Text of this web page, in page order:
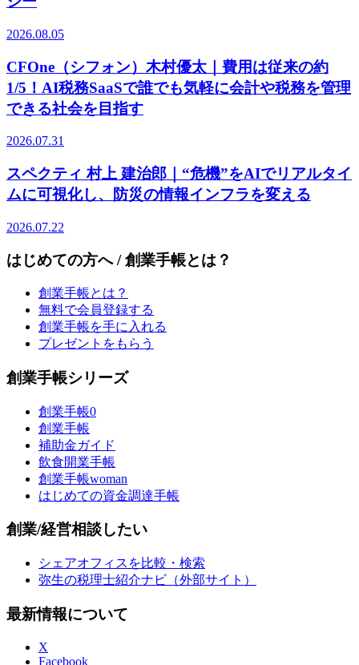
2026.08.05
CFOne（シフォン）木村優太｜費用は従来の約
1/5！AI税務SaaSで誰でも気軽に会計や税務を管理
できる社会を目指す
2026.07.31
スペクティ 村上 建治郎｜“危機”をAIでリアルタイ
ムに可視化し、防災の情報インフラを変える
2026.07.22
はじめての方へ / 創業手帳とは？
創業手帳とは？
無料で会員登録する
創業手帳を手に入れる
プレゼントをもらう
創業手帳シリーズ
創業手帳0
創業手帳
補助金ガイド
飲食開業手帳
創業手帳woman
はじめての資金調達手帳
創業/経営相談したい
シェアオフィスを比較・検索
弥生の税理士紹介ナビ（外部サイト）
最新情報について
X
Facebook